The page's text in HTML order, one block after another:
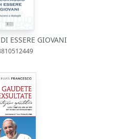
ESSERE GIOVANI